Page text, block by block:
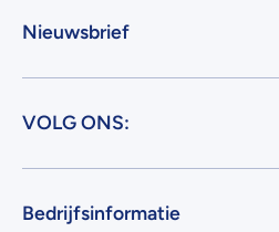
Nieuwsbrief
VOLG ONS:
Bedrijfsinformatie